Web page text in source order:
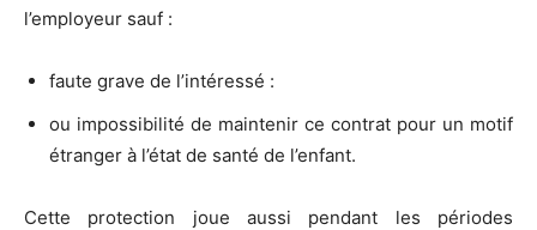
l’employeur sauf :
faute grave de l’intéressé :
ou impossibilité de maintenir ce contrat pour un motif
étranger à l’état de santé de l’enfant.
Cette protection joue aussi pendant les périodes